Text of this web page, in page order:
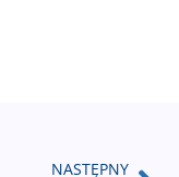
NASTĘPNY